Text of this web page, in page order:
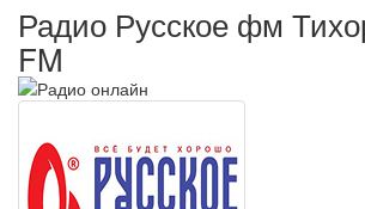
Радио Русское фм
FM